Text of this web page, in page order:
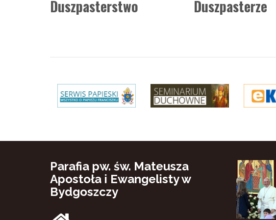
Duszpasterstwo Duszpasterze
Parafia pw. św. Mateusza
Apostoła i Ewangelisty w
Bydgoszczy